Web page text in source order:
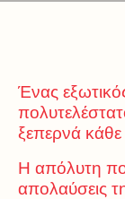
Ένας
ξεπερνά
Η απόλυτη
απολαύσεις